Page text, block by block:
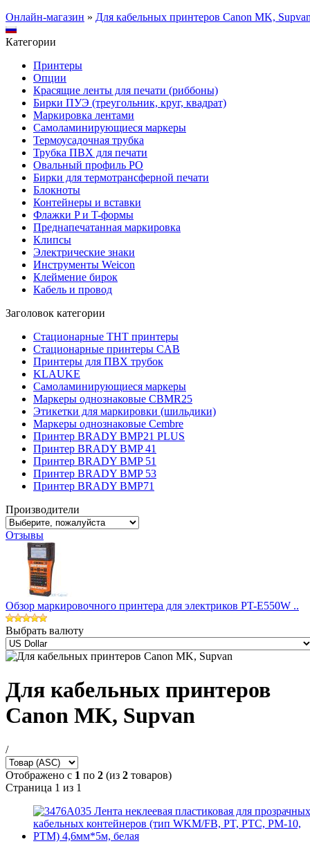
Онлайн-магазин » Для кабельных принтеров Canon MK,
Категории
Принтеры
Опции
Красящие ленты для печати (риббоны)
Бирки ПУЭ (треугольник, круг, квадрат)
Маркировка лентами
Самоламинирующиеся маркеры
Термоусадочная трубка
Трубка ПВХ для печати
Овальный профиль PO
Бирки для термотрансферной печати
Блокноты
Контейнеры и вставки
Флажки P и T-формы
Преднапечатанная маркировка
Клипсы
Электрические знаки
Инструменты Weicon
Клеймение бирок
Кабель и провод
Заголовок категории
Стационарные THT принтеры
Стационарные принтеры CAB
Принтеры для ПВХ трубок
KLAUKE
Самоламинирующиеся маркеры
Маркеры однознаковые CBMR25
Этикетки для маркировки (шильдики)
Маркеры однознаковые Cembre
Принтер BRADY BMP21 PLUS
Принтер BRADY BMP 41
Принтер BRADY BMP 51
Принтер BRADY BMP 53
Принтер BRADY BMP71
Производители
Отзывы
Обзор маркировочного принтера для электриков PT-E550W ..
Выбрать валюту
Для кабельных принтеров
Canon MK, Supvan
/
Отображено с 1 по 2 (из 2 товаров)
Страница 1 из 1